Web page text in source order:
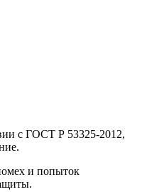
с ГОСТ Р 53325-2012,
и попыток